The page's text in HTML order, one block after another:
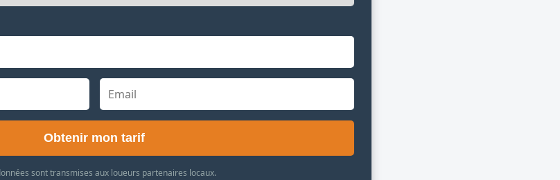
Obtenir mon tarif
sont transmises aux loueurs partenaires locaux.